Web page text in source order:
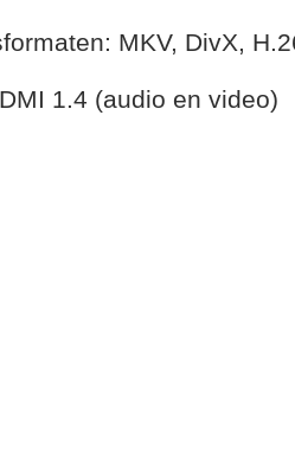
MKV, DivX,
1.4 (audio en video)